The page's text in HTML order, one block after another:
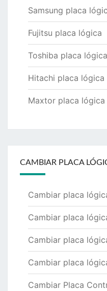
Samsung placa
Fujitsu placa lógica
Toshiba placa lógica
Hitachi placa lógica
Maxtor placa lógica
CAMBIAR PLACA
Cambiar placa
Cambiar placa
Cambiar placa
Cambiar placa
Cambiar Placa